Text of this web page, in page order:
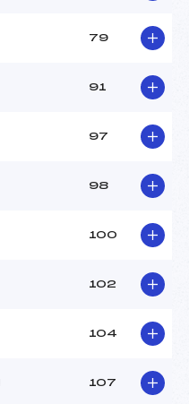
79
91
97
98
100
102
104
107